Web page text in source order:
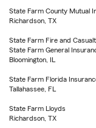
State Farm County Mutual
Richardson, TX
State Farm Fire and
State Farm General
Bloomington, IL
State Farm Florida
Tallahassee, FL
State Farm Lloyds
Richardson, TX